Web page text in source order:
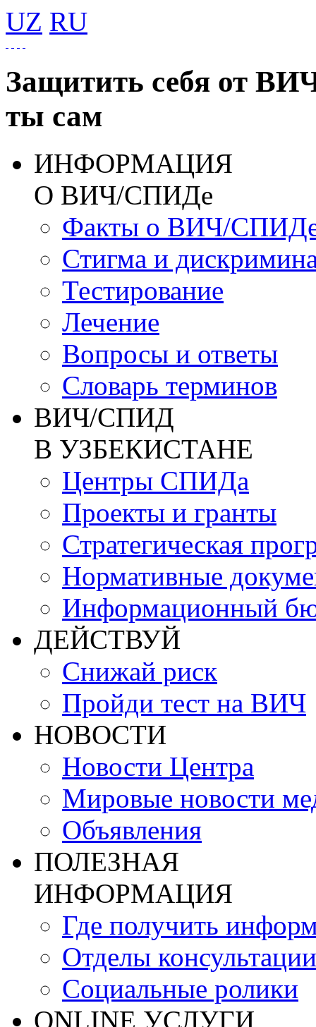
UZ RU
Защитить себя от
ты сам
ИНФОРМАЦИЯ
О ВИЧ/СПИДе
Факты о ВИЧ/
Стигма и
Тестирование
Лечение
Вопросы и ответы
Словарь терминов
ВИЧ/СПИД
В УЗБЕКИСТАНЕ
Центры СПИДа
Проекты и гранты
Стратегическая
Нормативные
Информационный
ДЕЙСТВУЙ
Снижай риск
Пройди тест на ВИЧ
НОВОСТИ
Новости Центра
Мировые новости
Объявления
ПОЛЕЗНАЯ
ИНФОРМАЦИЯ
Где получить
Отделы консультации
Социальные ролики
ONLINE УСЛУГИ